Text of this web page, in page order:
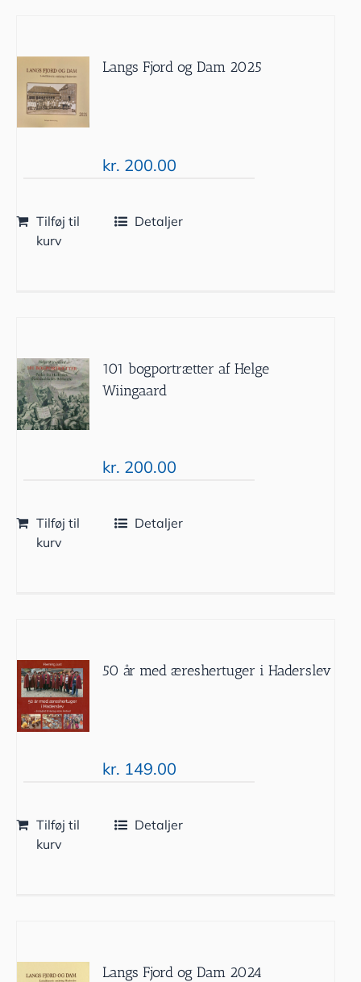
Langs Fjord og Dam 2025
kr. 200.00
Tilføj til
kurv
Detaljer
101 bogportrætter af Helge
Wiingaard
kr. 200.00
Tilføj til
kurv
Detaljer
50 år med æreshertuger i Haderslev
kr. 149.00
Tilføj til
kurv
Detaljer
Langs Fjord og Dam 2024